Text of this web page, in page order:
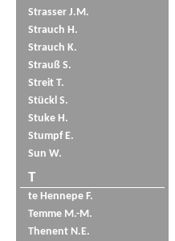
Strasser J.M.
Strauch H.
Strauch K.
Strauß S.
Streit T.
Stückl S.
Stuke H.
Stumpf E.
Sun W.
T
te Hennepe F.
Temme M.-M.
Thenent N.E.